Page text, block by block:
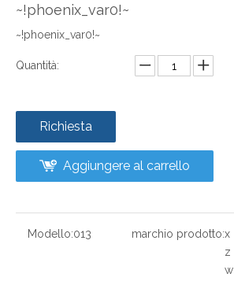
~!phoenix_var0!~
~!phoenix_var0!~
Quantità:
Richiesta
Aggiungere al carrello
Modello:013 marchio prodotto:x
z
w